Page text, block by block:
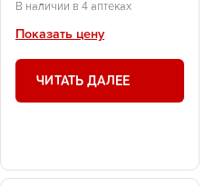
В наличии в 4 аптеках
Показать цену
ЧИТАТЬ ДАЛЕЕ